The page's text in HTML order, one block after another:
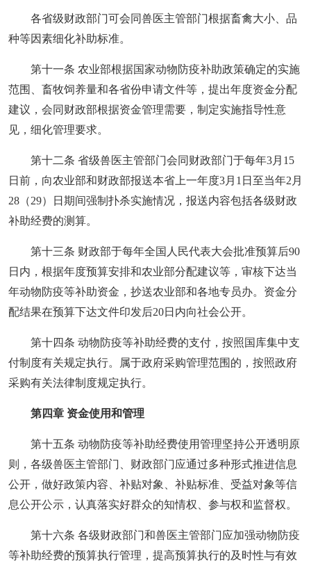
各省级财政部门可会同兽医主管部门根据畜禽大小、品
种等因素细化补助标准。
第十一条 农业部根据国家动物防疫补助政策确定的实施
范围、畜牧饲养量和各省份申请文件等，提出年度资金分配
建议，会同财政部根据资金管理需要，制定实施指导性意
见，细化管理要求。
第十二条 省级兽医主管部门会同财政部门于每年3月15
日前，向农业部和财政部报送本省上一年度3月1日至当年2月
28（29）日期间强制扑杀实施情况，报送内容包括各级财政
补助经费的测算。
第十三条 财政部于每年全国人民代表大会批准预算后90
日内，根据年度预算安排和农业部分配建议等，审核下达当
年动物防疫等补助资金，抄送农业部和各地专员办。资金分
配结果在预算下达文件印发后20日内向社会公开。
第十四条 动物防疫等补助经费的支付，按照国库集中支
付制度有关规定执行。属于政府采购管理范围的，按照政府
采购有关法律制度规定执行。
第四章 资金使用和管理
第十五条 动物防疫等补助经费使用管理坚持公开透明原
则，各级兽医主管部门、财政部门应通过多种形式推进信息
公开，做好政策内容、补贴对象、补贴标准、受益对象等信
息公开公示，认真落实好群众的知情权、参与权和监督权。
第十六条 各级财政部门和兽医主管部门应加强动物防疫
等补助经费的预算执行管理，提高预算执行的及时性与有效